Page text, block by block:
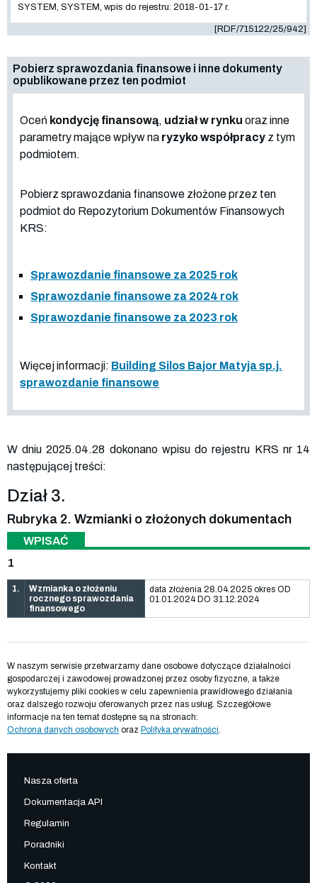
SYSTEM, SYSTEM, wpis do rejestru: 2018-01-17 r.
[RDF/715122/25/942]
Pobierz sprawozdania finansowe i inne dokumenty
opublikowane przez ten podmiot
Oceń kondycję finansową, udział w rynku oraz inne
parametry mające wpływ na ryzyko współpracy z tym
podmiotem.
Pobierz sprawozdania finansowe złożone przez ten
podmiot do Repozytorium Dokumentów Finansowych
KRS:
Sprawozdanie finansowe za 2025 rok
Sprawozdanie finansowe za 2024 rok
Sprawozdanie finansowe za 2023 rok
Więcej informacji: Building Silos Bajor Matyja sp.j.
sprawozdanie finansowe
W dniu 2025.04.28 dokonano wpisu do rejestru KRS nr 14
następującej treści:
Dział 3.
Rubryka 2. Wzmianki o złożonych dokumentach
WPISAĆ
1
1.
Wzmianka o złożeniu
rocznego sprawozdania
finansowego
data złożenia 28.04.2025 okres OD
01.01.2024 DO 31.12.2024
W naszym serwisie przetwarzamy dane osobowe dotyczące działalności
gospodarczej i zawodowej prowadzonej przez osoby fizyczne, a także
wykorzystujemy pliki cookies w celu zapewnienia prawidłowego działania
oraz dalszego rozwoju oferowanych przez nas usług. Szczegółowe
informacje na ten temat dostępne są na stronach:
Ochrona danych osobowych oraz Polityka prywatności
Nasza oferta
Dokumentacja API
Regulamin
Poradniki
Kontakt